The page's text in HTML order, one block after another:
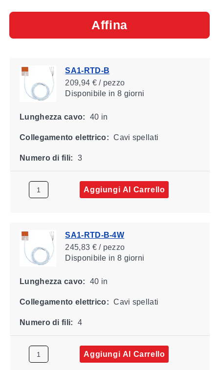
Affina
SA1-RTD-B
209,94 € / pezzo
Disponibile in 8 giorni
Lunghezza cavo: 40 in
Collegamento elettrico: Cavi spellati
Numero di fili: 3
Aggiungi Al Carrello
SA1-RTD-B-4W
245,83 € / pezzo
Disponibile in 8 giorni
Lunghezza cavo: 40 in
Collegamento elettrico: Cavi spellati
Numero di fili: 4
Aggiungi Al Carrello